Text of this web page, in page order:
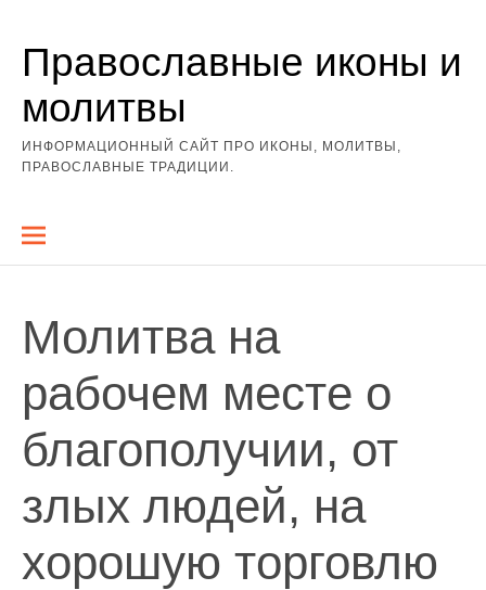
содержимому
Православные иконы и
молитвы
ИНФОРМАЦИОННЫЙ САЙТ ПРО ИКОНЫ, МОЛИТВЫ,
ПРАВОСЛАВНЫЕ ТРАДИЦИИ.
Молитва на
рабочем месте о
благополучии, от
злых людей, на
хорошую торговлю